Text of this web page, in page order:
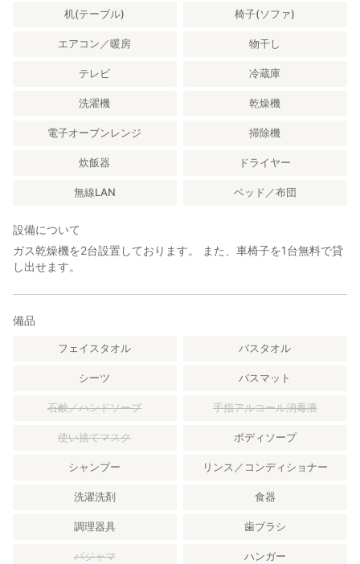
机(テーブル) 椅子(ソファ)
エアコン／暖房 物干し
テレビ 冷蔵庫
洗濯機 乾燥機
電子オーブンレンジ 掃除機
炊飯器 ドライヤー
無線LAN ベッド／布団
設備について
ガス乾燥機を2台設置しております。 また、車椅子を1台無料で貸
し出せます。
備品
フェイスタオル バスタオル
シーツ バスマット
石鹸／ハンドソープ 手指アルコール消毒液
使い捨てマスク ボディソープ
シャンプー リンス／コンディショナー
洗濯洗剤 食器
調理器具 歯ブラシ
パジャマ ハンガー